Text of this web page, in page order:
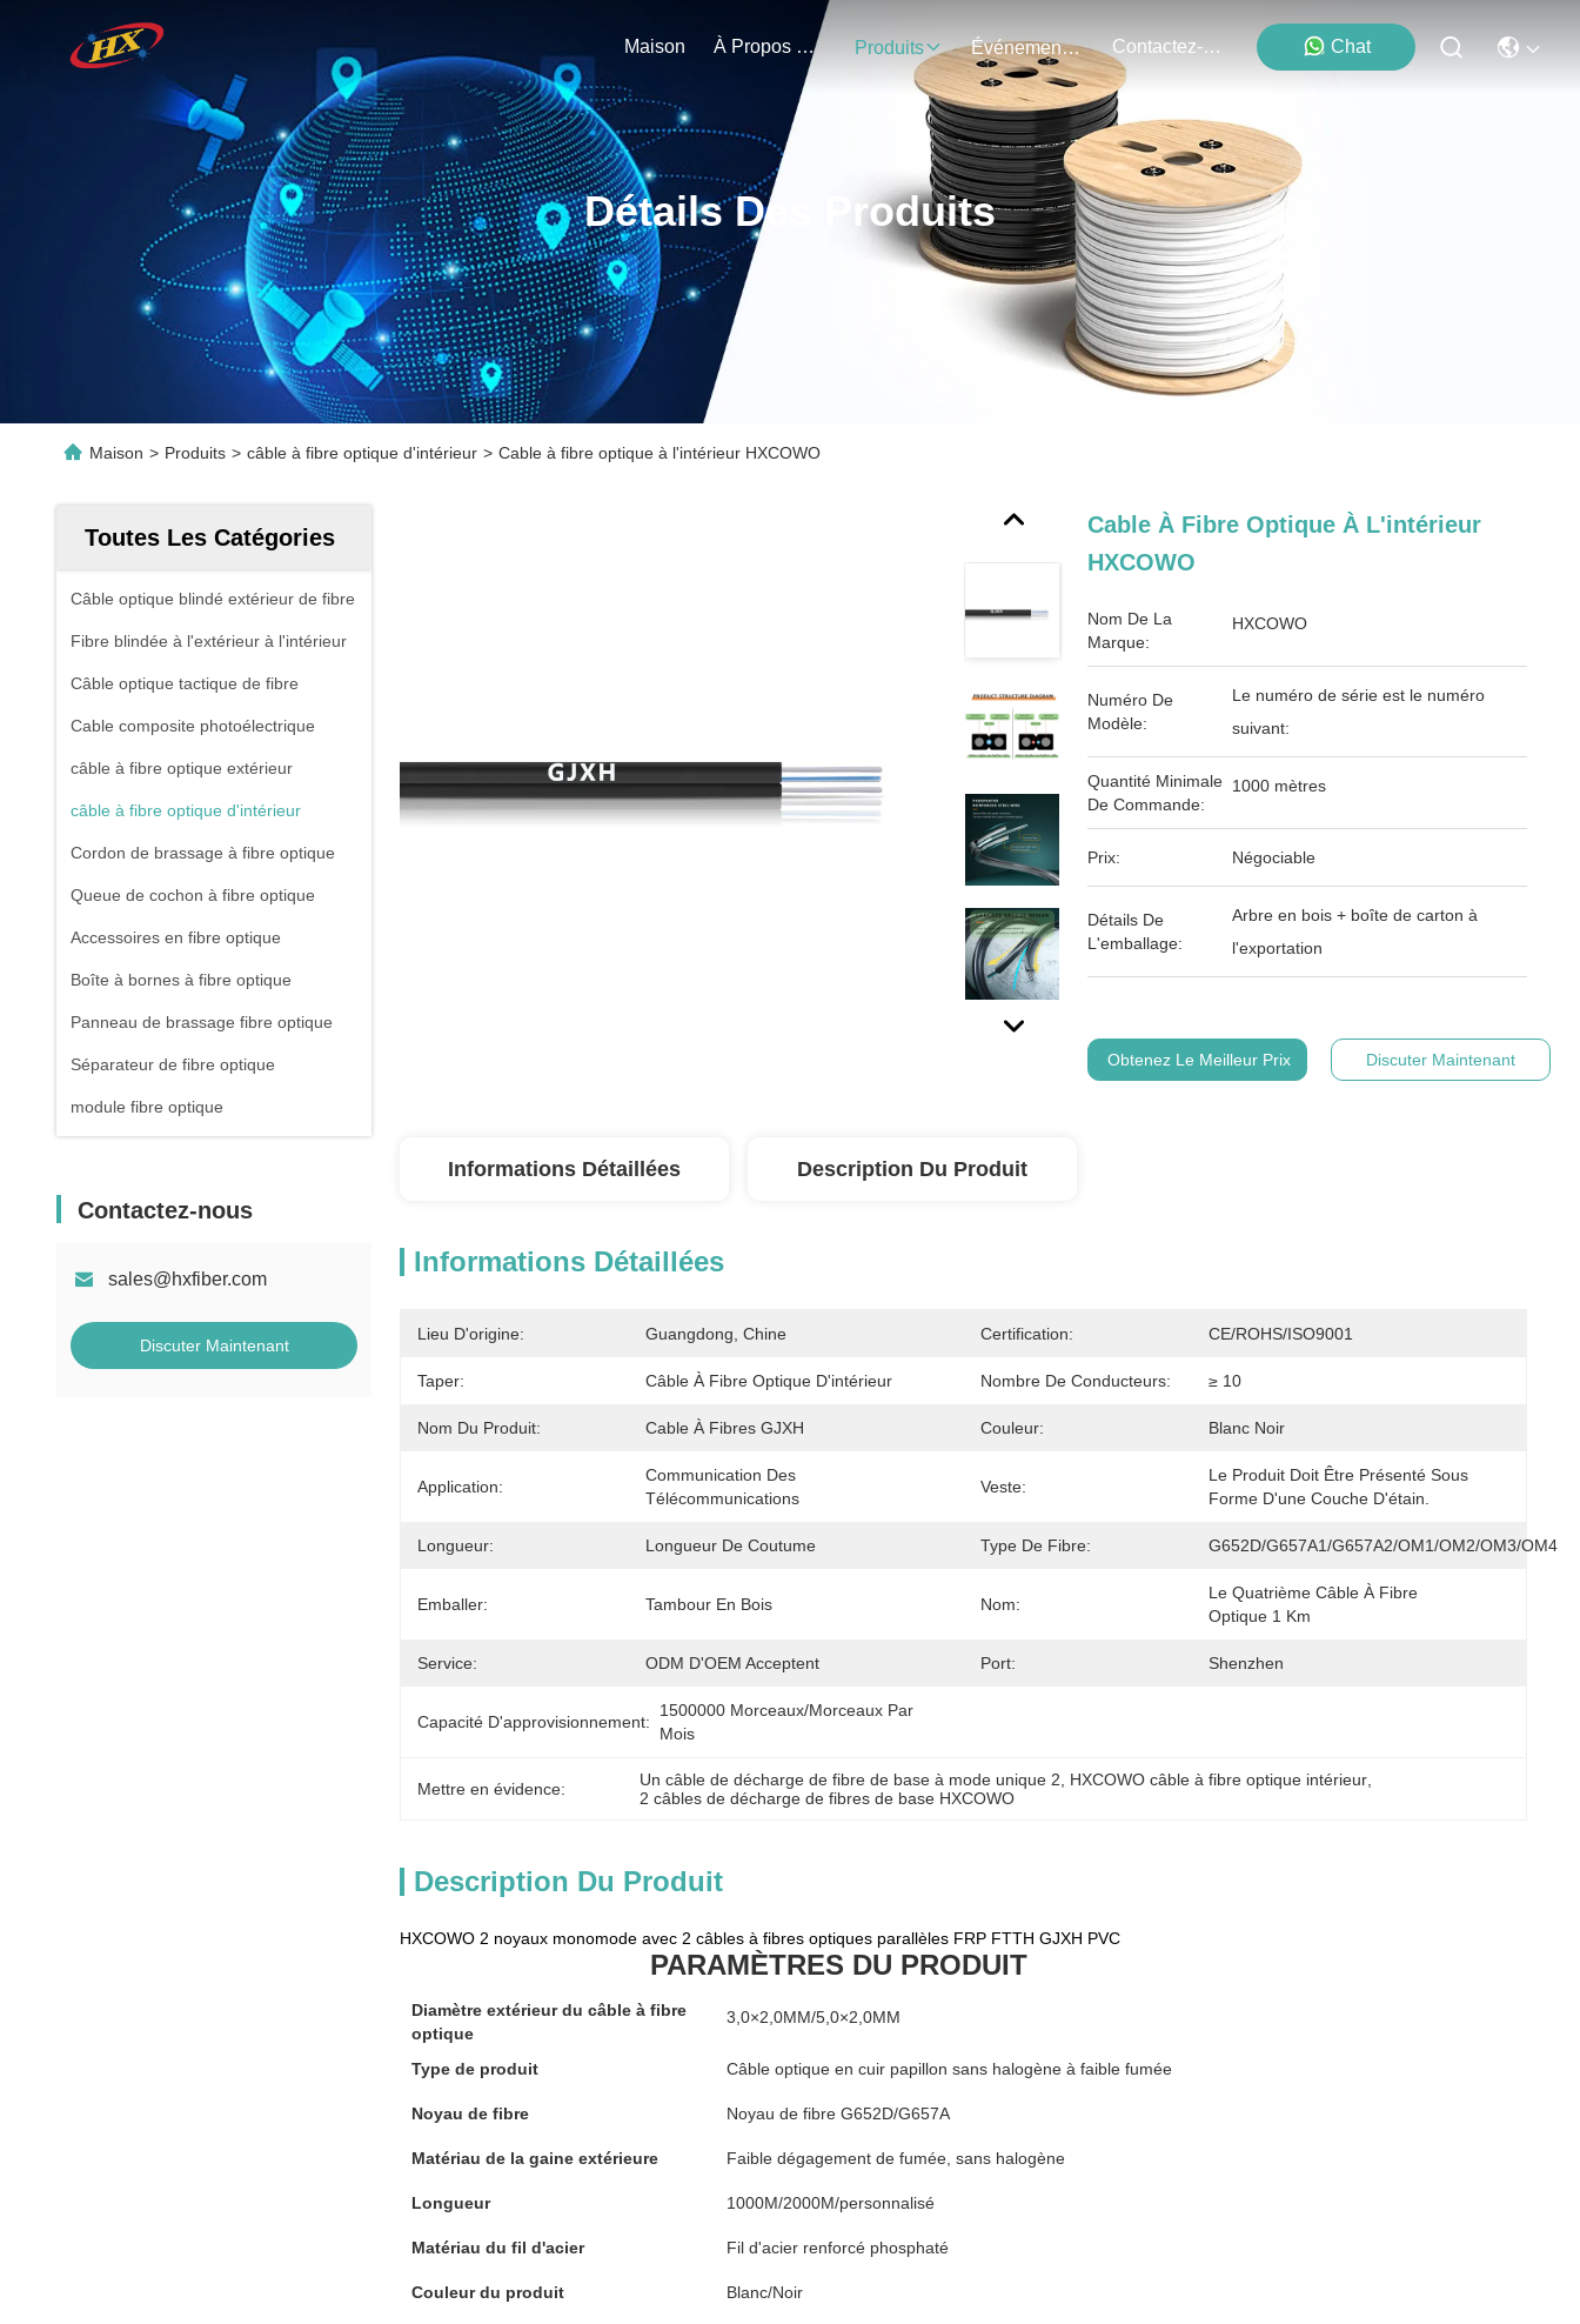
Maison À Propos De Nous Produits Événements Contactez-Nous Chat
Détails Des Produits
Maison > Produits > câble à fibre optique d'intérieur > Cable à fibre optique à l'intérieur HXCOWO
Toutes Les Catégories
Câble optique blindé extérieur de fibre
Fibre blindée à l'extérieur à l'intérieur
Câble optique tactique de fibre
Cable composite photoélectrique
câble à fibre optique extérieur
câble à fibre optique d'intérieur
Cordon de brassage à fibre optique
Queue de cochon à fibre optique
Accessoires en fibre optique
Boîte à bornes à fibre optique
Panneau de brassage fibre optique
Séparateur de fibre optique
module fibre optique
Contactez-nous
sales@hxfiber.com
Discuter Maintenant
Cable À Fibre Optique À L'intérieur
HXCOWO
Nom De La
Marque:
HXCOWO
Numéro De
Modèle:
Le numéro de série est le numéro
suivant:
Quantité Minimale
De Commande:
1000 mètres
Prix: Négociable
Détails De
L'emballage:
Arbre en bois + boîte de carton à
l'exportation
Obtenez Le Meilleur Prix Discuter Maintenant
Informations Détaillées Description Du Produit
Informations Détaillées
Lieu D'origine: Guangdong, Chine Certification: CE/ROHS/ISO9001
Taper: Câble À Fibre Optique D'intérieur Nombre De Conducteurs: ≥ 10
Nom Du Produit: Cable À Fibres GJXH Couleur: Blanc Noir
Application:
Communication Des
Télécommunications
Veste:
Le Produit Doit Être Présenté Sous
Forme D'une Couche D'étain.
Longueur: Longueur De Coutume Type De Fibre: G652D/G657A1/G657A2/OM1/OM2/OM3/OM4
Emballer: Tambour En Bois Nom:
Le Quatrième Câble À Fibre
Optique 1 Km
Service: ODM D'OEM Acceptent Port: Shenzhen
Capacité D'approvisionnement:
1500000 Morceaux/morceaux Par
Mois
Mettre en évidence: Un câble de décharge de fibre de base à mode unique 2 HXCOWO câble à fibre optique intérieur,
2 câbles de décharge de fibres de base HXCOWO
Description Du Produit
HXCOWO 2 noyaux monomode avec 2 câbles à fibres optiques parallèles FRP FTTH GJXH PVC
PARAMÈTRES DU PRODUIT
Diamètre extérieur du câble à fibre
optique
3,0×2,0MM/5,0×2,0MM
Type de produit Câble optique en cuir papillon sans halogène à faible fumée
Noyau de fibre Noyau de fibre G652D/G657A
Matériau de la gaine extérieure Faible dégagement de fumée, sans halogène
Longueur 1000M/2000M/personnalisé
Matériau du fil d'acier Fil d'acier renforcé phosphaté
Couleur du produit Blanc/Noir